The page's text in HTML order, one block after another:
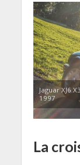
Jaguar XJ6
1997
La